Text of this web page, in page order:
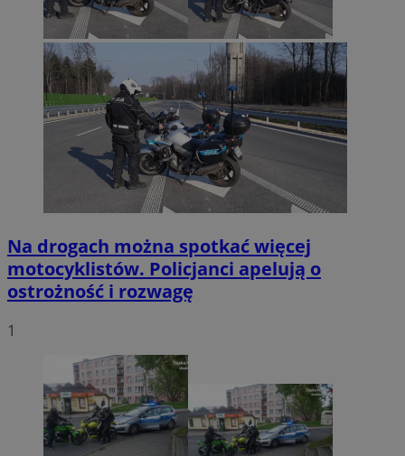
Na drogach można spotkać więcej
motocyklistów. Policjanci apelują o
ostrożność i rozwagę
1